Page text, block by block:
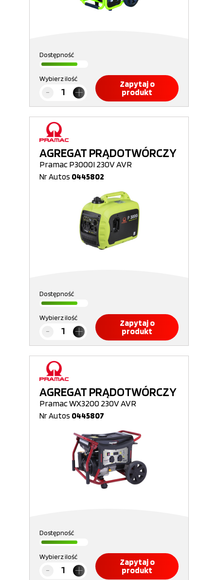
Dostępność
Wybierz ilość
Zapytaj o
produkt
AGREGAT PRĄDOTWÓRCZY
Pramac P3000I 230V AVR
Nr Autos 0445802
Dostępność
Wybierz ilość
Zapytaj o
produkt
AGREGAT PRĄDOTWÓRCZY
Pramac WX3200 230V AVR
Nr Autos 0445807
Dostępność
Wybierz ilość
Zapytaj o
produkt